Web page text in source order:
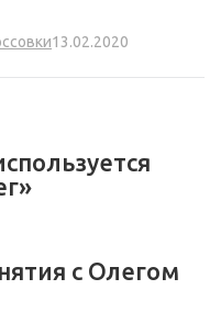
13.02.2020
с Олегом